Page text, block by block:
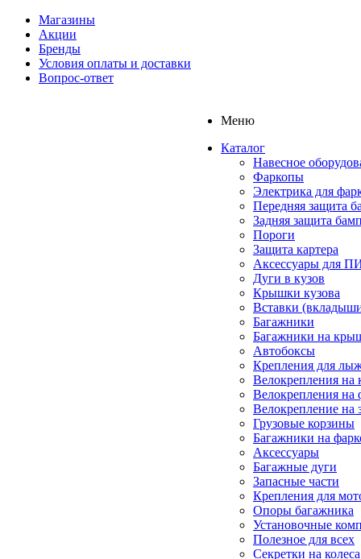
Магазины
Акции
Бренды
Условия оплаты и доставки
Вопрос-ответ
Меню
Каталог
Навесное
Фаркопы
Электрика для
Передняя защита
Задняя защита
Пороги
Защита картера
Аксессуары для
Дуги в кузов
Крышки кузова
Вставки
Багажники
Багажники на
Автобоксы
Крепления для
Велокрепления
Велокрепления на
Велокрепление на
Грузовые корзины
Багажники на
Аксессуары
Багажные дуги
Запасные части
Крепления для
Опоры багажника
Установочные
Полезное для всех
Секретки на колеса